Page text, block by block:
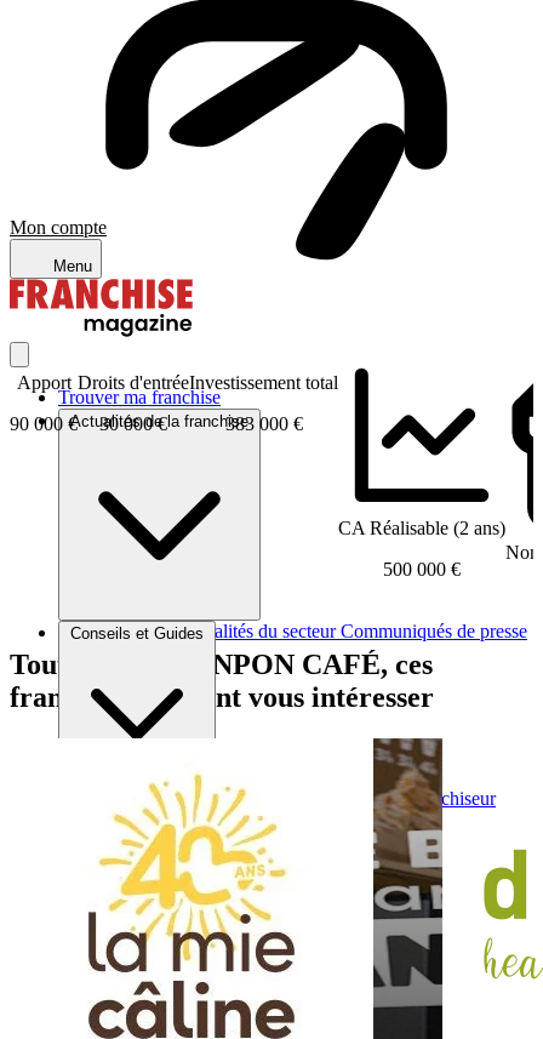
Mon compte
Menu
Trouver ma franchise
Actualités de la franchise
Brèves et actus Actualités du secteur Communiqués de presse
Conseils et Guides
Conseils généraux Devenir franchisé Devenir franchiseur
Apport
90 000 €
Droits d'entrée
30 000 €
Investissement total
383 000 €
CA Réalisable (2 ans)
500 000 €
Tout comme PONPON CAFÉ, ces
franchises peuvent vous intéresser